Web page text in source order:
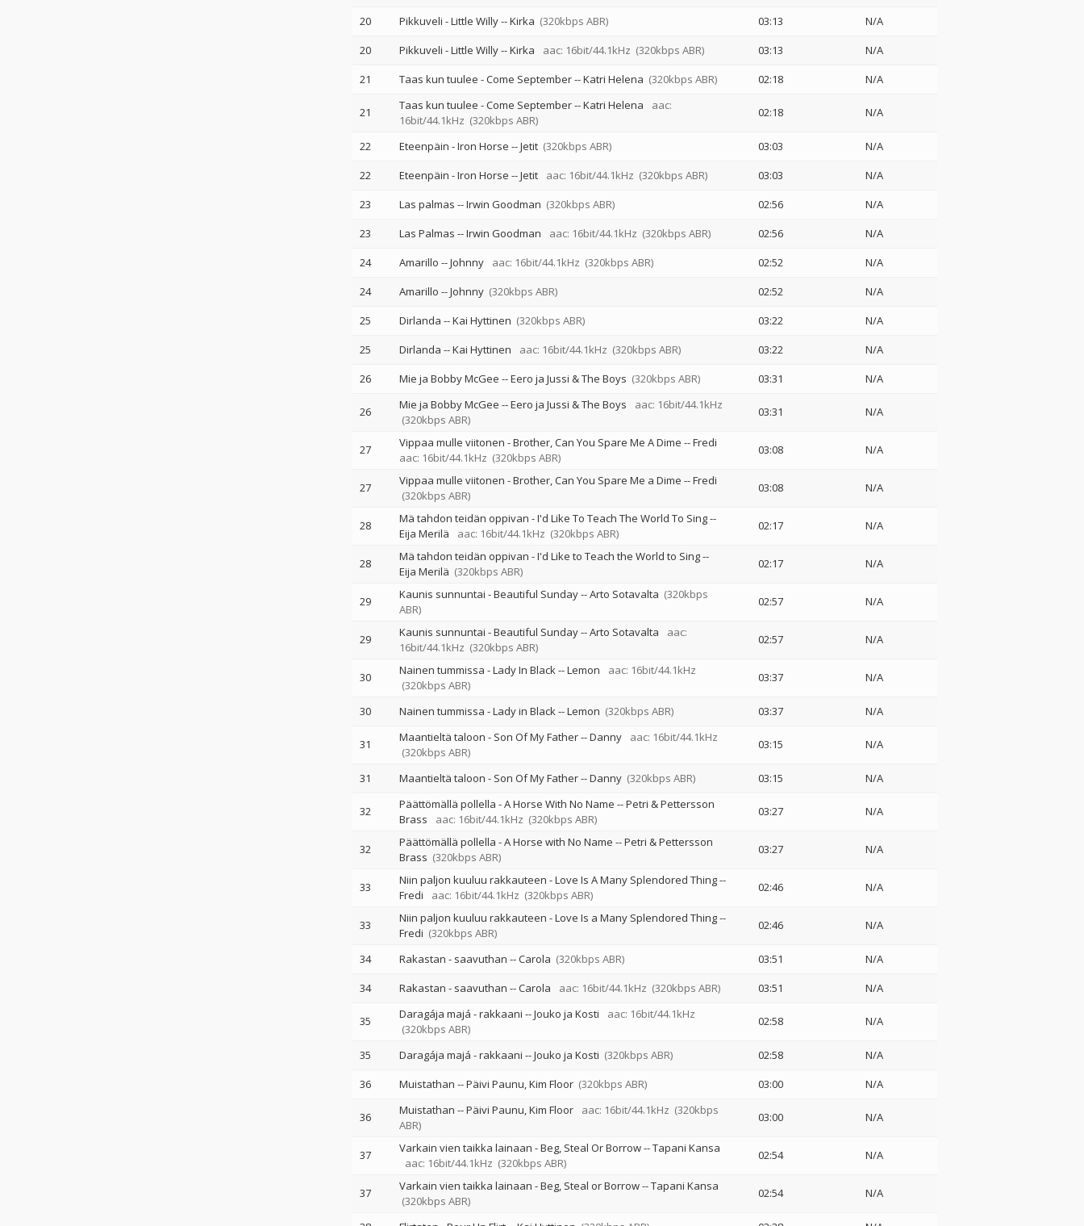
20
Pikkuveli - Little Willy--Kirka (320kbps ABR) 03:13
N/A
20
Pikkuveli - Little Willy--Kirka aac: 16bit/44.1kHz (320kbps ABR) 03:13
N/A
21
Taas kun tuulee - Come September--Katri Helena (320kbps ABR) 02:18 N/A
21 Taas kun tuulee - Come September--Katri Helena
aac:
16bit/44.1kHz (320kbps ABR)
02:18 N/A
22 Eteenpäin - Iron Horse --Jetit (320kbps ABR) 03:03
N/A
22
Eteenpäin - Iron Horse --Jetit aac: 16bit/44.1kHz (320kbps ABR) 03:03
N/A
23
Las palmas --Irwin Goodman (320kbps ABR) 02:56
N/A
23
Las Palmas --Irwin Goodman aac: 16bit/44.1kHz (320kbps ABR) 02:56
N/A
24
Amarillo --Johnny aac: 16bit/44.1kHz (320kbps ABR) 02:52
N/A
24
Amarillo --Johnny (320kbps ABR) 02:52
N/A
25
Dirlanda --Kai Hyttinen (320kbps ABR) 03:22
N/A
25
Dirlanda --Kai Hyttinen aac: 16bit/44.1kHz (320kbps ABR) 03:22
N/A
26
Mie ja Bobby McGee --Eero ja Jussi & The Boys (320kbps ABR) 03:31 N/A
26 Mie ja Bobby McGee --Eero ja Jussi & The Boys
aac: 16bit/44.1kHz
(320kbps ABR)
03:31 N/A
27 Vippaa mulle viitonen - Brother, Can You Spare Me A Dime --Fredi
aac: 16bit/44.1kHz (320kbps ABR)
03:08 N/A
27 Vippaa mulle viitonen - Brother, Can You Spare Me a Dime --Fredi
(320kbps ABR)
03:08 N/A
28 Mä tahdon teidän oppivan - I'd Like To Teach The World To Sing--
Eija Merilä
aac: 16bit/44.1kHz (320kbps ABR)
02:17 N/A
28 Mä tahdon teidän oppivan - I'd Like to Teach the World to Sing--
Eija Merilä (320kbps ABR)
02:17 N/A
29 Kaunis sunnuntai - Beautiful Sunday--Arto Sotavalta (320kbps
ABR)
02:57 N/A
29 Kaunis sunnuntai - Beautiful Sunday--Arto Sotavalta
aac:
16bit/44.1kHz (320kbps ABR)
02:57 N/A
30 Nainen tummissa - Lady In Black--Lemon
aac: 16bit/44.1kHz
(320kbps ABR)
03:37 N/A
30 Nainen tummissa - Lady in Black--Lemon (320kbps ABR) 03:37 N/A
31 Maantieltä taloon - Son Of My Father--Danny
aac: 16bit/44.1kHz
(320kbps ABR)
03:15 N/A
31 Maantieltä taloon - Son Of My Father--Danny (320kbps ABR) 03:15 N/A
32 Päättömällä pollella - A Horse With No Name --Petri & Pettersson
Brass
aac: 16bit/44.1kHz (320kbps ABR)
03:27 N/A
32 Päättömällä pollella - A Horse with No Name --Petri & Pettersson
Brass (320kbps ABR)
03:27 N/A
33 Niin paljon kuuluu rakkauteen - Love Is A Many Splendored Thing--
Fredi
aac: 16bit/44.1kHz (320kbps ABR)
02:46 N/A
33 Niin paljon kuuluu rakkauteen - Love Is a Many Splendored Thing--
Fredi (320kbps ABR)
02:46 N/A
34 Rakastan - saavuthan --Carola (320kbps ABR) 03:51
N/A
34
Rakastan - saavuthan --Carola aac: 16bit/44.1kHz (320kbps ABR) 03:51 N/A
35 Daragája majá - rakkaani --Jouko ja Kosti
aac: 16bit/44.1kHz
(320kbps ABR)
02:58 N/A
35 Daragája majá - rakkaani --Jouko ja Kosti (320kbps ABR) 02:58
N/A
36
Muistathan --Päivi Paunu Kim Floor (320kbps ABR) 03:00 N/A
36 Muistathan --Päivi Paunu Kim Floor aac: 16bit/44.1kHz (320kbps
ABR)
03:00 N/A
37 Varkain vien taikka lainaan - Beg, Steal Or Borrow--Tapani Kansa
aac: 16bit/44.1kHz (320kbps ABR)
02:54 N/A
37 Varkain vien taikka lainaan - Beg, Steal or Borrow--Tapani Kansa
(320kbps ABR)
02:54 N/A